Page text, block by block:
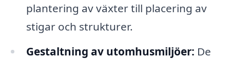
plantering av växter till placering av
stigar och strukturer.
Gestaltning av utomhusmiljöer: De